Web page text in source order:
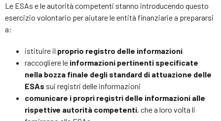
Le ESAs e le autorità competenti stanno introducendo questo
esercizio volontario per aiutare le entità finanziarie a prepararsi
a:
istituire il proprio registro delle informazioni
raccogliere le informazioni pertinenti specificate
nella bozza finale degli standard di attuazione delle
ESAs sui registri delle informazioni
comunicare i propri registri delle informazioni alle
rispettive autorità competenti, che a loro volta li